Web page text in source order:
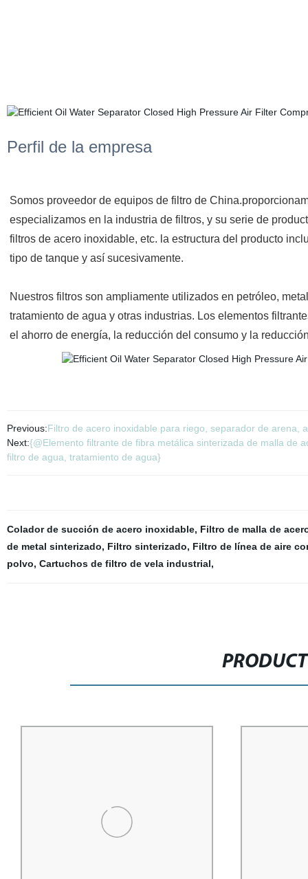
Perfil de la empresa
Somos proveedor de equipos de filtro de
especializamos en la industria de filtros, y su serie de
filtros de acero inoxidable, etc. la estructura del producto
tipo de tanque y así sucesivamente.
Nuestros filtros son ampliamente utilizados en petróleo,
tratamiento de agua y otras industrias. Los elementos
el ahorro de energía, la reducción del consumo y la
Previous:Filtro de acero inoxidable para riego, separador de arena,
Next:{@Elemento filtrante de fibra metálica sinterizada de malla de
filtro de agua, tratamiento de agua}
Colador de succión de acero inoxidable, Filtro de malla de
de metal sinterizado, Filtro sinterizado, Filtro de línea de aire
polvo, Cartuchos de filtro de vela industrial,